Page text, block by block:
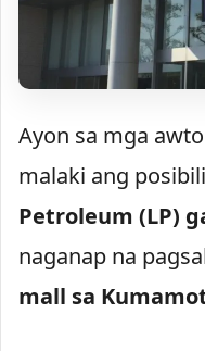
Ayon sa mga
malaki ang
Petroleum (LP)
naganap na
mall sa